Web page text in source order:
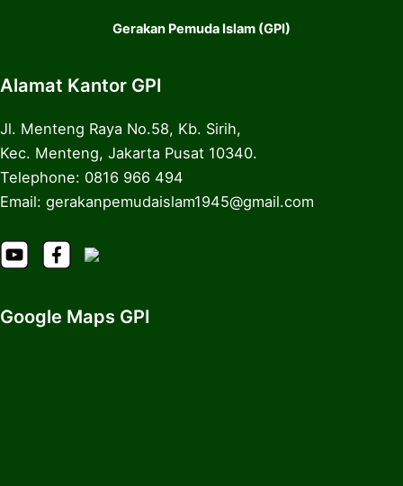
Gerakan Pemuda Islam (GPI)
Alamat Kantor GPI
Jl. Menteng Raya No.58, Kb. Sirih,
Kec. Menteng, Jakarta Pusat 10340.
Telephone: 0816 966 494
Email: gerakanpemudaislam1945@gmail.com
Google Maps GPI